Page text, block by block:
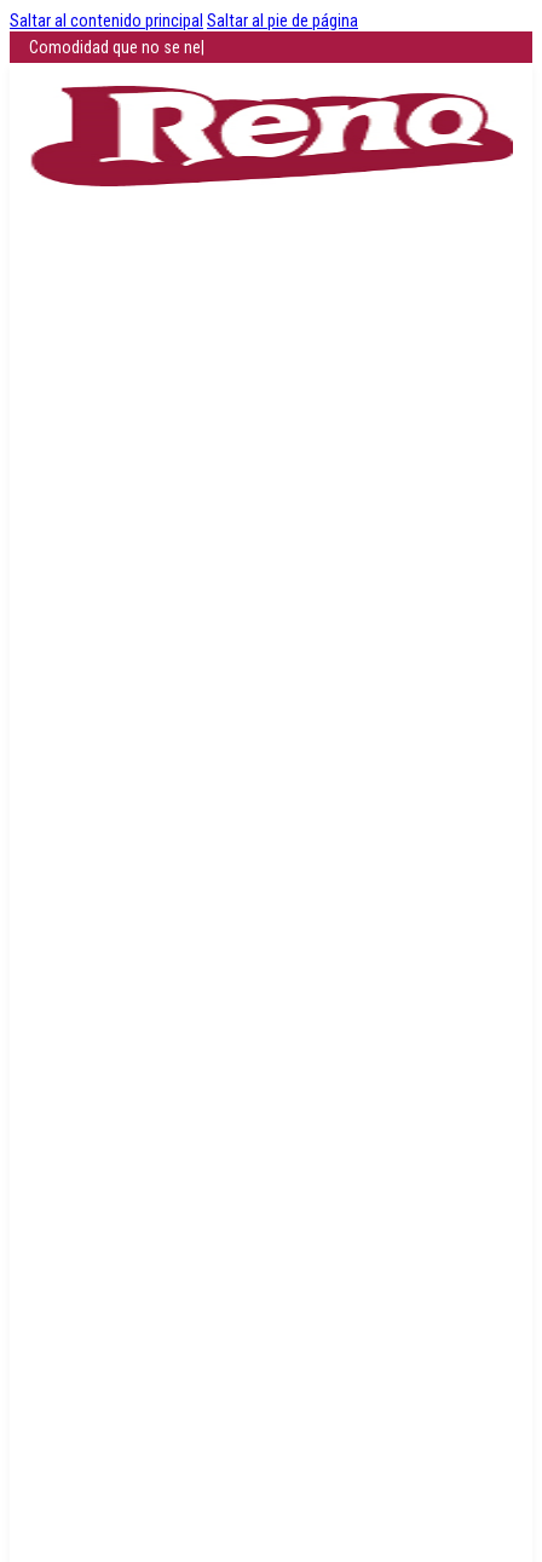
Saltar al contenido principal Saltar al pie de página
Comodidad que no se negocia: descubre cómo